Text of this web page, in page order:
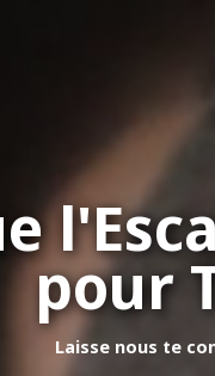
pour
Laisse nous te